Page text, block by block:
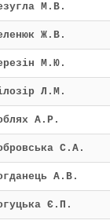
М.В.
Ж.В.
М.Ю.
Л.М.
А.Р.
С.А.
А.В.
Є.П.